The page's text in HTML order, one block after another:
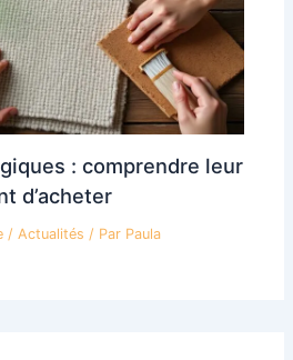
: comprendre leur
d’acheter
/Actualités / Par Paula